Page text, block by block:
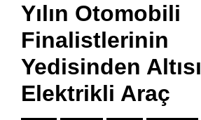
Yılın Otomobili
Finalistlerinin
Yedisinden Altısı
Elektrikli Araç